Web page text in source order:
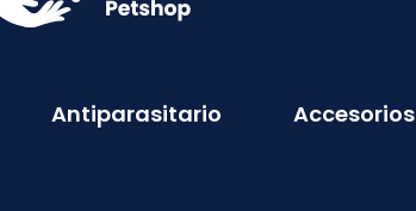
Antiparasitario Accesorios